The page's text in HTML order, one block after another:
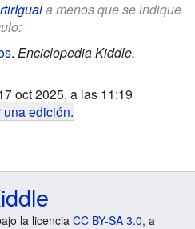
a menos que se indique
. Enciclopedia Kiddle.
oct 2025, a las 11:19
una edición.
la licencia CC BY-SA 3.0, a